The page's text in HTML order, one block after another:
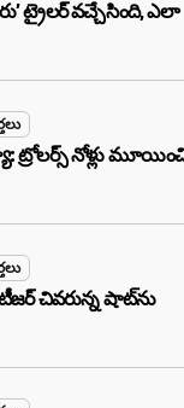
ట్రైలర్ వచ్చేసింది, ఎలా
ట్రోలర్స్ నోళ్లు
చివరున్న షాట్‌ను